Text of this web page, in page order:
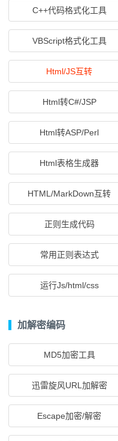
C++代码格式化工具
VBScript格式化工具
Html/JS互转
Html转C#/JSP
Html转ASP/Perl
Html表格生成器
HTML/MarkDown互转
正则生成代码
常用正则表达式
运行Js/html/css
加解密编码
MD5加密工具
迅雷旋风URL加解密
Escape加密/解密